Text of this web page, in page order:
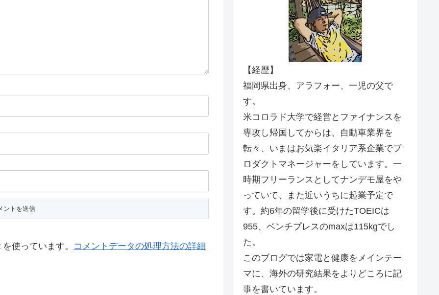
使っています。 コメントデータの処理方法の詳細
【経歴】
福岡県出身、アラフォー、一児の父で
す。
米コロラド大学で経営とファイナンスを
専攻し帰国してからは、自動車業界を
転々、いまはお気楽イタリア系企業でプ
ロダクトマネージャーをしています。一
時期フリーランスとしてナンデモ屋をや
っていて、また近いうちに起業予定で
す。約6年の留学後に受けたTOEICは
955、ベンチプレスのmaxは115kgでし
た。
このブログでは家電と健康をメインテー
マに、海外の研究結果をよりどころに記
事を書いています。